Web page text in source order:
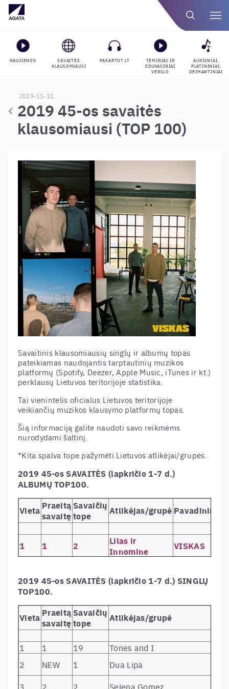
NAUJIENOS
SAVAITĖS
KLAUSOMIAUSI
PAKARTOT.LT
TEMINIAI IR
EDUKACINIAI
VERSLO
AUKSINIAI,
PLATININIAI,
DEIMANTINIAI
2019-11-11
2019 45-os savaitės
klausomiausi (TOP 100)
Savaitinis klausomiausių singlų ir albumų topas
pateikiamas naudojantis tarptautinių muzikos
platformų (Spotify, Deezer, Apple Music, iTunes ir kt.)
perklausų Lietuvos teritorijoje statistika.
Tai vienintelis oficialus Lietuvos teritorijoje
veikiančių muzikos klausymo platformų topas.
Šią informaciją galite naudoti savo reikmėms
nurodydami šaltinį.
*Kita spalva tope pažymėti Lietuvos atlikėjai/grupės.
2019 45-os SAVAITĖS (lapkričio 1-7 d.)
ALBUMŲ TOP100.
Vieta Praeitą
savaitę
Savaičių
tope
Atlikėjas/grupė Pavadinimas
1 1 2
Lilas ir
Innomine
VISKAS
3 2 2 Kanye West
JESUS IS
4
4
Hollywood’s
5
5 17 Ed Sheeran
No.6
Project
6 NEW 1 335d
Seka, Vol. 1
7
7 26 ba. H8
8 NEW 1 Various Artists
(Original
2019 45-os SAVAITĖS (lapkričio 1-7 d.) SINGLŲ
TOP100.
Vieta Praeitą
savaitę
Savaičių
tope
Atlikėjas/grupė
1 1 19
Tones and I
2
NEW 1
Dua Lipa
3
2 2
Selena Gomez